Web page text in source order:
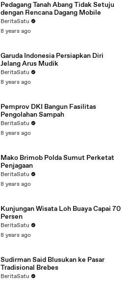
Pedagang Tanah Abang Tidak Setuju
dengan Rencana Dagang Mobile
BeritaSatu
8 years ago
Garuda Indonesia Persiapkan Diri
Jelang Arus Mudik
BeritaSatu
8 years ago
Pemprov DKI Bangun Fasilitas
Pengolahan Sampah
BeritaSatu
8 years ago
Mako Brimob Polda Sumut Perketat
Penjagaan
BeritaSatu
8 years ago
Kunjungan Wisata Loh Buaya Capai 70
Persen
BeritaSatu
8 years ago
Sudirman Said Blusukan ke Pasar
Tradisional Brebes
BeritaSatu